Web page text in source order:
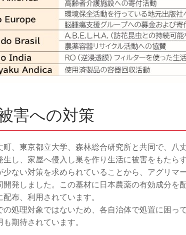
害への対策
、東京都立大学、森林総合研究所と共同で、八
し、家屋へ侵入し巣を作り生活に被害をもたら
ない対策を求められていることから、アグリマ
発しました。この基材に日本農薬の有効成分を
布、利用されています。
処理対象ではないため、各自治体で処置に困っ
期待されています。